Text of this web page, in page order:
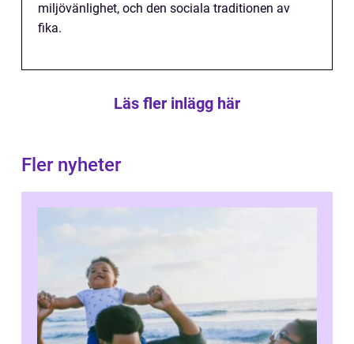
miljövänlighet, och den sociala traditionen av
fika.
Läs fler inlägg här
Fler nyheter